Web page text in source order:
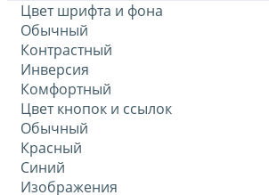
Цвет шрифта и фона
Обычный
Контрастный
Инверсия
Комфортный
Цвет кнопок и ссылок
Обычный
Красный
Синий
Изображения